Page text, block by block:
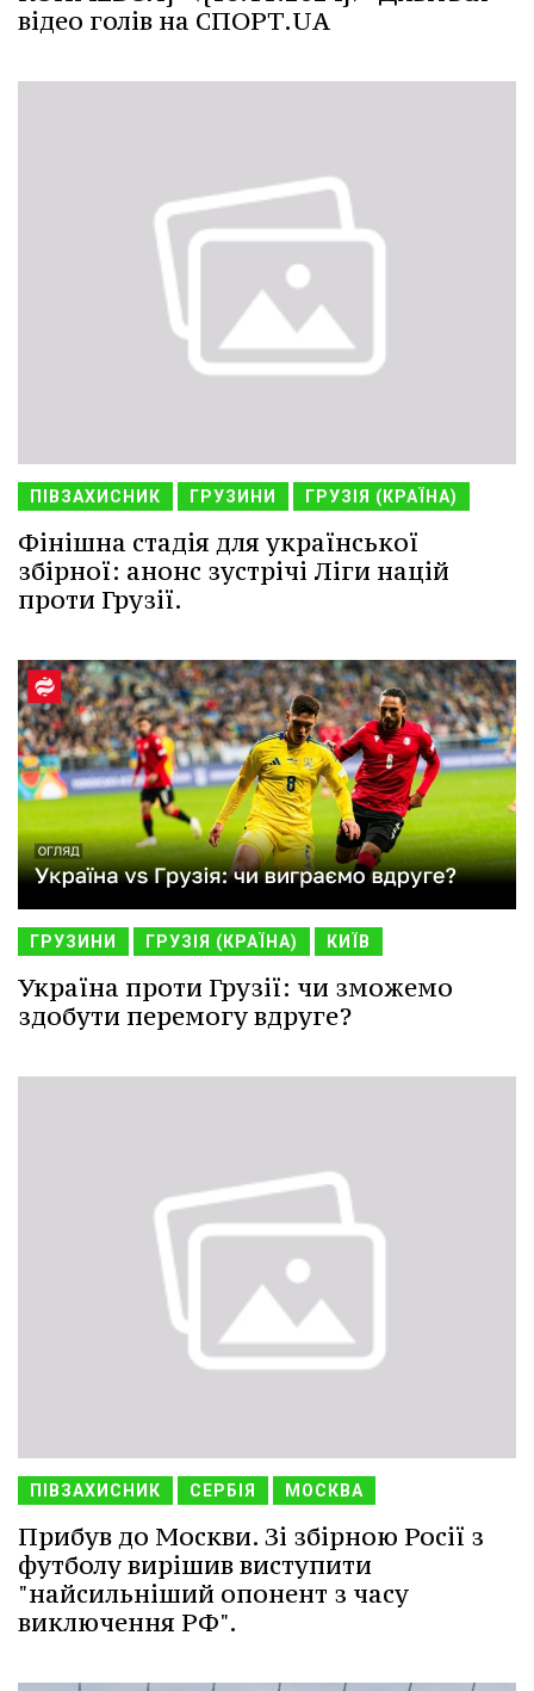
відео голів на СПОРТ.UA
ПІВЗАХИСНИК ГРУЗИНИ ГРУЗІЯ (КРАЇНА)
Фінішна стадія для української
збірної: анонс зустрічі Ліги націй
проти Грузії.
ГРУЗИНИ ГРУЗІЯ (КРАЇНА) КИЇВ
Україна проти Грузії: чи зможемо
здобути перемогу вдруге?
ПІВЗАХИСНИК СЕРБІЯ МОСКВА
Прибув до Москви. Зі збірною Росії з
футболу вирішив виступити
"найсильніший опонент з часу
виключення РФ".